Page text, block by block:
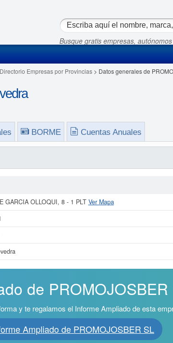
Busque gratis empresas,
Directorio Empresas por Provincias> Datos generales de
BORME Cuentas Anuales
GARCIA OLLOQUI, 8 - 1 PLT Ver Mapa
de PROMOJOSBER
y te regalamos el Informe Ampliado de esta
Ampliado de PROMOJOSBER SL